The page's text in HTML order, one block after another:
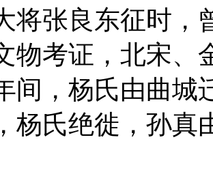
将张良东征时，
物考证，北宋、
间，杨氏由曲城
杨氏绝徙，孙真